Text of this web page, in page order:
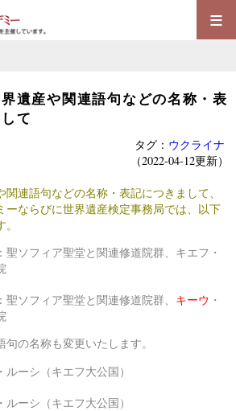
≡
遺産や関連語句などの名称・表
て
タグ： ウクライナ
（2022-04-12更新）
連語句などの名称・表記につきまして、
ーならびに世界遺産検定事務局では、以下
ソフィア聖堂と関連修道院群、キエフ・
：聖ソフィア聖堂と関連修道院群、 キーウ ・
の名称も変更いたします。
ーシ（キエフ大公国）
・ルーシ（キエフ大公国）